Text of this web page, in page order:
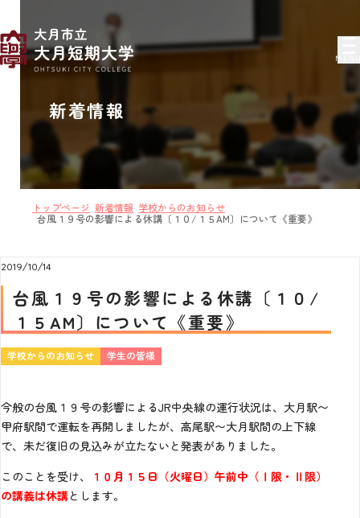
新着情報
トップページ 新着情報 学校からのお知らせ
台風１９号の影響による休講〔１０/１５AM〕について《重要》
2019/10/14
台風１９号の影響による休講〔１０/
１５AM〕について《重要》
学校からのお知らせ 学生の皆様
今般の台風１９号の影響によるJR中央線の運行状況は、大月駅〜
甲府駅間で運転を再開しましたが、高尾駅〜大月駅間の上下線
で、未だ復旧の見込みが立たないと発表がありました。
このことを受け、
１０月１５日（火曜日）午前中（Ⅰ限・Ⅱ限）
の講義は休講とします。